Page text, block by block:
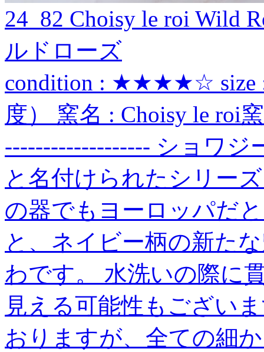
24_82 Choisy le roi Wild
ルドローズ
condition : ★★★★☆ size :
度） 窯名 : Choisy le roi
------------------- ショワジ
と名付けられたシリー
の器でもヨーロッパだ
と、ネイビー柄の新た
わです。 水洗いの際に
見える可能性もござい
おりますが、全ての細